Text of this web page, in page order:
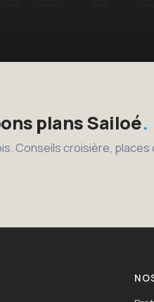
plans Sailoé
Conseils croisière,